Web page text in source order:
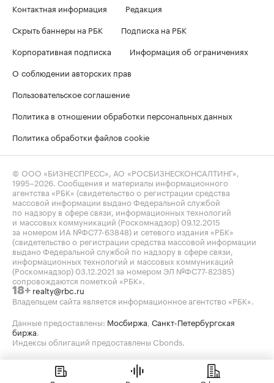
Контактная информация
Редакция
Скрыть баннеры на РБК
Подписка на РБК
Корпоративная подписка
Информация об ограничениях
О соблюдении авторских прав
Пользовательское соглашение
Политика в отношении обработки персональных данных
Политика обработки файлов cookie
© ООО «БИЗНЕСПРЕСС», АО «РОСБИЗНЕСКОНСАЛТИНГ»,
1995–2026 . Сообщения и материалы информационного
агентства «РБК» (свидетельство о регистрации средства
массовой информации выдано Федеральной службой
по надзору в сфере связи, информационных технологий
и массовых коммуникаций (Роскомнадзор) 09.12.2015
за номером ИА №ФС77-63848) и сетевого издания «РБК»
(свидетельство о регистрации средства массовой информации
выдано Федеральной службой по надзору в сфере связи,
информационных технологий и массовых коммуникаций
(Роскомнадзор) 03.12.2021 за номером ЭЛ №ФС77-82385)
сопровождаются пометкой «РБК».
18+ realty@rbc.ru
Владельцем сайта является информационное агентство «РБК».
Данные предоставлены: Мосбиржа Санкт-Петербургская
биржа
Индексы облигаций предоставлены Cbonds.